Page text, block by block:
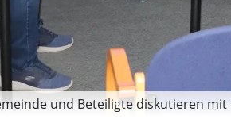
und Beteiligte diskutieren